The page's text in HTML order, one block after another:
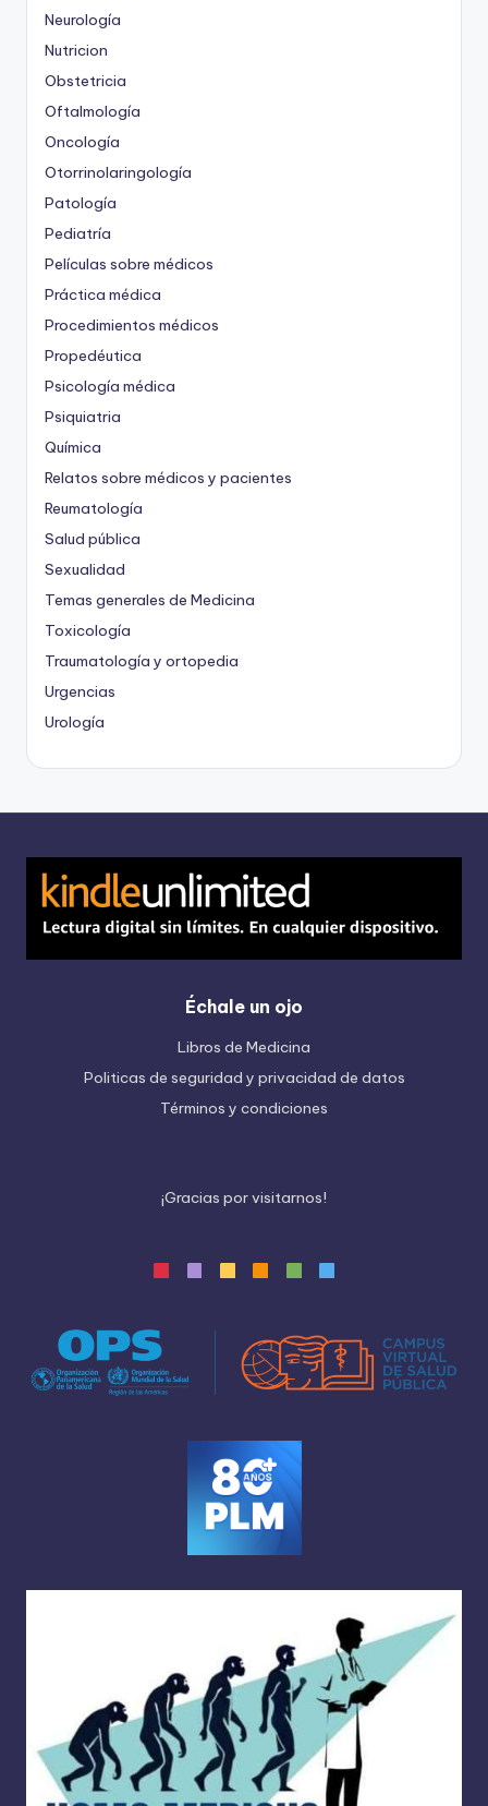
Neurología
Nutricion
Obstetricia
Oftalmología
Oncología
Otorrinolaringología
Patología
Pediatría
Películas sobre médicos
Práctica médica
Procedimientos médicos
Propedéutica
Psicología médica
Psiquiatria
Química
Relatos sobre médicos y pacientes
Reumatología
Salud pública
Sexualidad
Temas generales de Medicina
Toxicología
Traumatología y ortopedia
Urgencias
Urología
Échale un ojo
Libros de Medicina
Politicas de seguridad y privacidad de datos
Términos y condiciones
¡Gracias porvisitarnos!